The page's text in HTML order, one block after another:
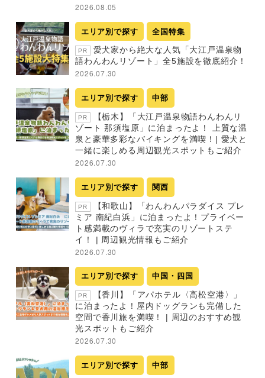
2026.08.05
エリア別で探す 全国特集
PR
愛犬家から絶大な人気「大江戸温泉物
語わんわんリゾート」全5施設を徹底紹介！
2026.07.30
エリア別で探す 中部
PR
【栃木】「大江戸温泉物語わんわんリ
ゾート 那須塩原」に泊まったよ！ 上質な温
泉と豪華多彩なバイキングを満喫！| 愛犬と
一緒に楽しめる周辺観光スポットもご紹介
2026.07.30
エリア別で探す 関西
PR
【和歌山】「わんわんパラダイス プレ
ミア 南紀白浜」に泊まったよ！プライベー
ト感満載のヴィラで充実のリゾートステ
イ！ | 周辺観光情報もご紹介
2026.07.30
エリア別で探す 中国・四国
PR
【香川】「アパホテル〈高松空港〉」
に泊まったよ！屋内ドッグランも完備した
空間で香川旅を満喫！ | 周辺のおすすめ観
光スポットもご紹介
2026.07.30
エリア別で探す 中部